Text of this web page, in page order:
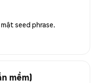
seed phrase.
mềm)